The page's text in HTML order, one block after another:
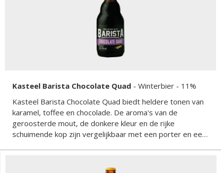
Kasteel Barista Chocolate Quad - Winterbier - 11%
Kasteel Barista Chocolate Quad biedt heldere tonen van
karamel, toffee en chocolade. De aroma's van de
geroosterde mout, de donkere kleur en de rijke
schuimende kop zijn vergelijkbaar met een porter en een